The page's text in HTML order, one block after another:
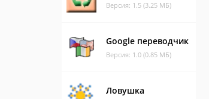
Версия: 1.5 (3.25 МБ)
Google переводчик
Версия: 1.0 (0.85 МБ)
Ловушка